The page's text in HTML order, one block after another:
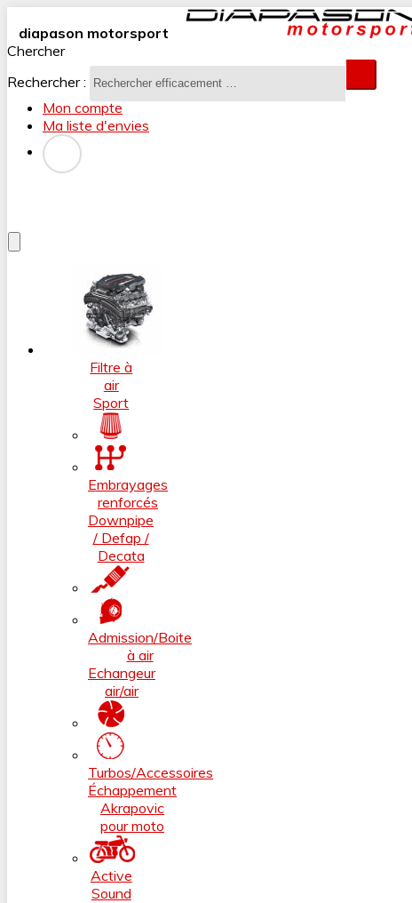
diapason motorsport
Chercher
Rechercher :
Mon compte
Ma liste d'envies
Filtre à
air
Sport
Embrayages
renforcés
Downpipe
/ Defap /
Decata
Admission/Boite
à air
Echangeur
air/air
Turbos/Accessoires
Échappement
Akrapovic
pour moto
Active
Sound